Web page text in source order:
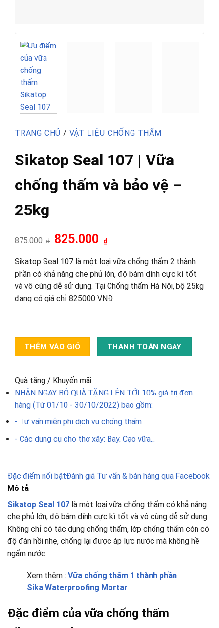
TRANG CHỦ / VẬT LIỆU CHỐNG THẤM
Sikatop Seal 107 | Vữa
chống thấm và bảo vệ –
25kg
875.000 ₫
Giá
gốc
875.000 ₫.
825.000 ₫Giá
là:
825.000 ₫.
Sikatop Seal 107 là một loại vữa chống thấm 2 thành
phần có khả năng che phủ lớn, độ bám dính cực kì tốt
và vô cùng dễ sử dụng. Tại Chống thấm Hà Nội, bộ 25kg
đang có giá chỉ 825000 VNĐ.
THÊM VÀO GIỎ THANH TOÁN NGAY
Quà tặng / Khuyến mãi
NHẬN NGAY BỘ QUÀ TẶNG LÊN TỚI 10% giá trị đơn
hàng (Từ 01/10 - 30/10/2022) bao gồm:
- Tư vấn miễn phí dịch vụ chống thấm
- Các dụng cụ cho thợ xây: Bay, Cạo vữa,..
Đặc điểm nổi bậtĐánh giá Tư vấn & bán hàng qua Facebook
Mô tả
Sikatop Seal 107 là một loại vữa chống thấm có khả năng
che phủ lớn, độ bám dính cực kì tốt và vô cùng dễ sử dụng.
Không chỉ có tác dụng chống thấm, lớp chống thấm còn có
độ đàn hồi nhẹ, chống lại được áp lực nước mà không hề
ngấm nước.
Xem thêm : Vữa chống thấm 1 thành phần
Sika Waterproofing Mortar
Đặc điểm của vữa chống thấm